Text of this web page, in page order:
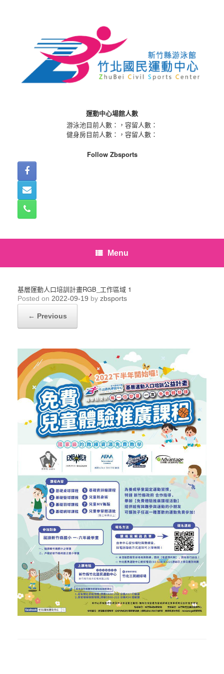
運動中心場館人數
游泳池目前人數：
，容留人數：
健身房目前人數：
，容留人數：
Follow Zbsports
Menu
基層運動人口培訓計畫RGB_工作區域 1
Posted on 2022-09-19 by zbsports
← Previous